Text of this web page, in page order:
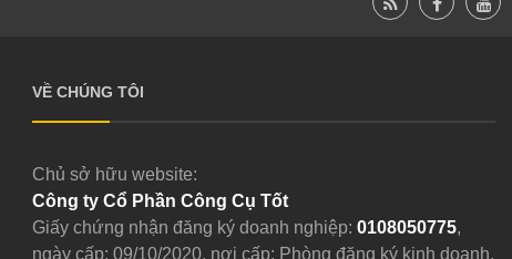
VỀ CHÚNG TÔI
Chủ sở hữu website:
Công ty Cổ Phần Công Cụ Tốt
Giấy chứng nhận đăng ký doanh nghiệp: 0108050775,
ngày cấp: 09/10/2020, nơi cấp: Phòng đăng ký kinh doanh,